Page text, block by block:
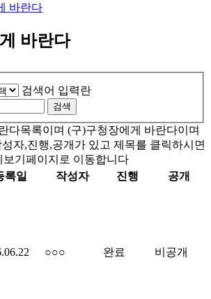
바란다
바란다
검색어 입력란
다목록이며 (구)구청장에게 바란다이며
자,진행,공개가 있고 제목를 클릭하시면
보기페이지로 이동합니다
록일 작성자 진행 공개
○○○ 완료 비공개